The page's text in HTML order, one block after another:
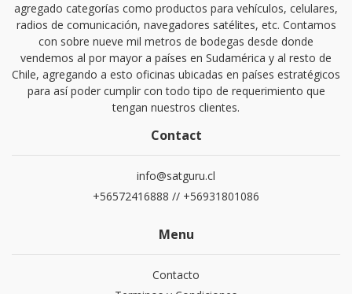
agregado categorías como productos para vehículos, celulares,
radios de comunicación, navegadores satélites, etc. Contamos
con sobre nueve mil metros de bodegas desde donde
vendemos al por mayor a países en Sudamérica y al resto de
Chile, agregando a esto oficinas ubicadas en países estratégicos
para así poder cumplir con todo tipo de requerimiento que
tengan nuestros clientes.
Contact
info@satguru.cl
+56572416888 // +56931801086
Menu
Contacto